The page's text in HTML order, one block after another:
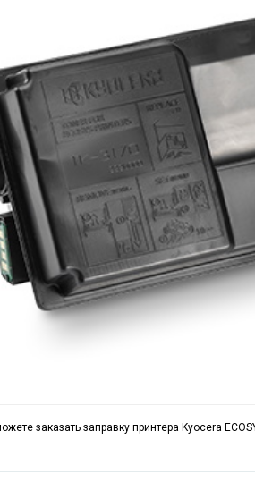
заказать заправку принтера Kyocera